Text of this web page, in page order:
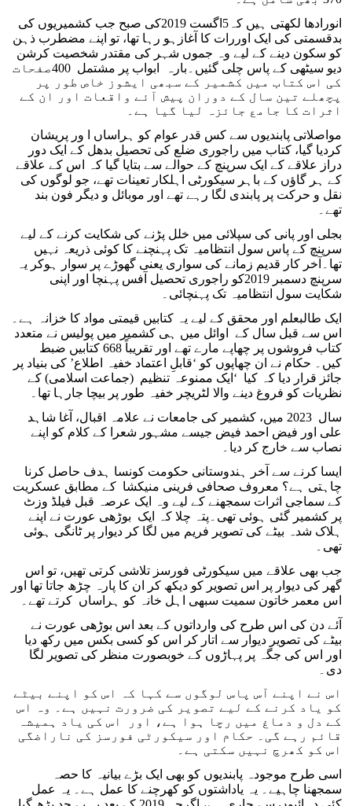
انورادھا لکھتی ہیں کہ5اگست 2019کی صبح جب کشمیریوں کی
بدقسمتی کی ایک اوررات کا آغازہو رہا تھا، تو اپنے مضطرب ذہن
کو سکون دینے کے لیے وہ جموں شہر کی مقتدر شخصیت کرشن
دیو سیٹھی کے پاس چلی گئیں۔بارہ ابواب پر مشتمل 400صفحات
کی اس کتاب میں کشمیر کے سبھی ایشوز خاص طور پر
پچھلے تین سال کے دوران پیش آئے واقعات اور ان کے
اثرات کا جامع جائزہ لیا گیا ہے۔
مواصلاتی پابندیوں سے کس قدر عوام کو ہراساں ا ور پریشان
کردیا گیا، کتاب میں راجوری ضلع کی تحصیل بدھل کے ایک دور
دراز علاقے کے ایک سرپنچ کے حوالے سے بتایا گیا کہ اس کے علاقے
کے ہر گاؤں کے باہر سیکورٹی اہلکار تعینات تھے، جو لوگوں کی
نقل و حرکت پر پابندی لگا رہے تھے اور موبائل و دیگر فون بند
تھے۔
بجلی اور پانی کی سپلائی میں خلل پڑنے کی شکایت کرنے کے لیے
سرپنچ کے پاس سول انتظامیہ تک پہنچنے کا کوئی ذریعہ نہیں
تھا۔آخر کار قدیم زمانے کی سواری یعنی گھوڑے پر سوار ہوکر یہ
سرپنچ دسمبر 2019کو راجوری تحصیل آفس پہنچا اور اپنی
شکایت سول انتظامیہ تک پہنچائی۔
ایک طالبعلم اور محقق کے لیے یہ کتابیں قیمتی مواد کا خزانہ ہے۔
اس سے قبل سال کے اوائل میں ہی کشمیر میں پولیس نے متعدد
کتاب فروشوں پر چھاپے مارے تھے اور تقریباً 668 کتابیں ضبط
کیں۔ حکام نے ان چھاپوں کو ‘قابلِ اعتماد خفیہ اطلاع’ کی بنیاد پر
جائز قرار دیا کہ کیا ‘ایک ممنوعہ تنظیم (جماعت اسلامی) کے
نظریات کو فروغ دینے والا لٹریچر خفیہ طور پر بیچا جارہا تھا۔
سال 2023 میں، کشمیر کی جامعات نے علامہ اقبال، آغا شاہد
علی اور فیض احمد فیض جیسے مشہور شعرا کے کلام کو اپنے
نصاب سے خارج کر دیا۔
ایسا کرنے سے آخر ہندوستانی حکومت کونسا ہدف حاصل کرنا
چاہتی ہے؟ معروف صحافی فرینی منیکشا کے مطابق عسکریت
کے سماجی اثرات سمجھنے کے لیے وہ ایک عرصہ قبل فیلڈ وزٹ
پر کشمیر گئی ہوئی تھی۔پتہ چلا کہ ایک بوڑھی عورت نے اپنے
ہلاک شدہ بیٹے کی تصویر فریم میں لگا کر دیوار پر ٹانگی ہوئی
تھی۔
جب بھی علاقے میں سیکورٹی فورسز تلاشی کرتی تھیں، تو اس
گھر کی دیوار پر اس تصویر کو دیکھ کر ان کا پارہ چڑھ جاتا تھا اور
اس معمر خاتون سمیت سبھی اہل خانہ کو ہراساں کرتے تھے۔
آئے دن کی اس طرح کی وارداتوں کے بعد اس بوڑھی عورت نے
بیٹے کی تصویر دیوار سے اتار کر اس کو کسی بکس میں رکھ دیا
اور اس کی جگہ پر پہاڑوں کے خوبصورت منظر کی تصویر لگا
دی۔
اس نے اپنے آس پاس لوگوں سے کہا کہ اس کو اپنے بیٹے
کو یاد کرنے کے لیے تصویر کی ضرورت نہیں ہے۔ وہ اس
کے دل و دماغ میں رچا ہوا ہے، اور اس کی یاد ہمیشہ
قائم رہے گی۔ حکام اور سیکورٹی فورسز کی ناراضگی
اس کو کھرچ نہیں سکتی ہے۔
اسی طرح موجودہ پابندیوں کو بھی ایک بڑے بیانیہ کا حصہ
سمجھنا چاہیے۔ یہ یاداشتوں کو کھرچنے کا عمل ہے۔ یہ عمل